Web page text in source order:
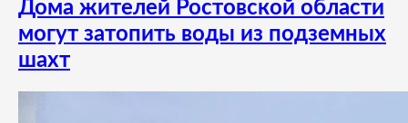
Дома жителей Ростовской области
могут затопить воды из подземных
шахт